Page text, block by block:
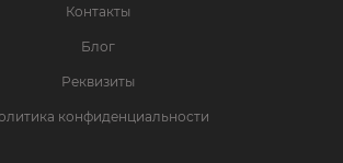
Контакты
Блог
Реквизиты
конфиденциальности